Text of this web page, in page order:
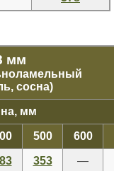
мм
сосна)
мм
500 600
353 —